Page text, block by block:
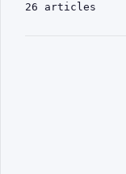
26 articles